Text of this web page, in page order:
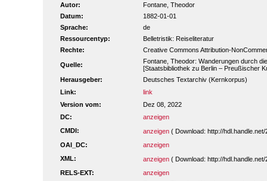
Autor:
Fontane, Theodor
Datum:
1882-01-01
Sprache:
de
Ressourcentyp:
Belletristik: Reiseliteratur
Rechte:
Creative Commons Attribution-
Quelle:
Fontane, Theodor: Wanderungen durch
[Staatsbibliothek zu Berlin – Preußischer
Herausgeber:
Deutsches Textarchiv (Kernkorpus)
Link:
link
Version vom:
Dez 08, 2022
DC:
anzeigen
CMDI:
anzeigen ( Download: http://
OAI_DC:
anzeigen
XML:
anzeigen ( Download: http://
RELS-EXT:
anzeigen